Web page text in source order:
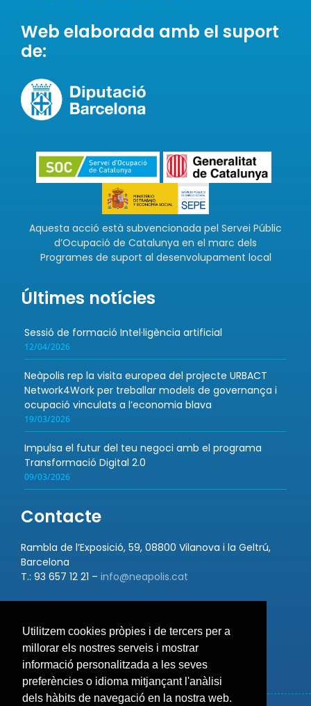
Utilitzem cookies pròpies i de tercers per a
millorar els nostres serveis i mostrar
informació personalitzada a les seves
preferències o idioma mitjançant l'anàlisi
dels hàbits de navegació en la nostra web.
Web elaborada amb el suport
de:
Aquesta acció està subvencionada pel Servei Públic
d’Ocupació de Catalunya en el marc dels
Programes de suport al desenvolupament local
Últimes notícies
Sessió de formació Intel·ligència artificial
12/04/2026
Neàpolis rep la visita europea del projecte URBACT
Network4Work per treballar models de governança i
ocupació vinculats a l’economia blava
19/03/2026
Impulsa el futur del teu negoci amb el programa
Transformació Digital 2.0
09/03/2026
Contacte
Rambla de l’Exposició, 59, 08800 Vilanova i la Geltrú,
Barcelona
T.: 93 657 12 21 – info@neapolis.cat
Bústia de suggeriments